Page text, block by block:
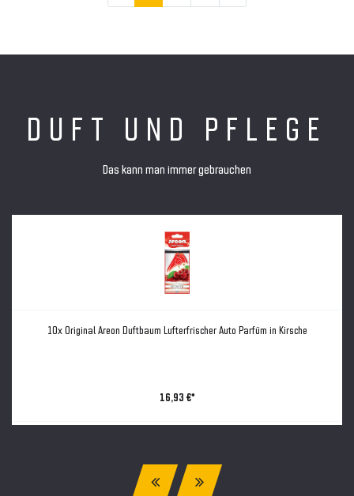
DUFT UND PFLEGE
Das kann man immer gebrauchen
10x Original Areon Duftbaum Lufterfrischer Auto Parfüm in Kirsche
16,93 €*